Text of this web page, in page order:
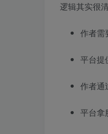
逻辑其实很
作者需
平台提
作者通
平台拿